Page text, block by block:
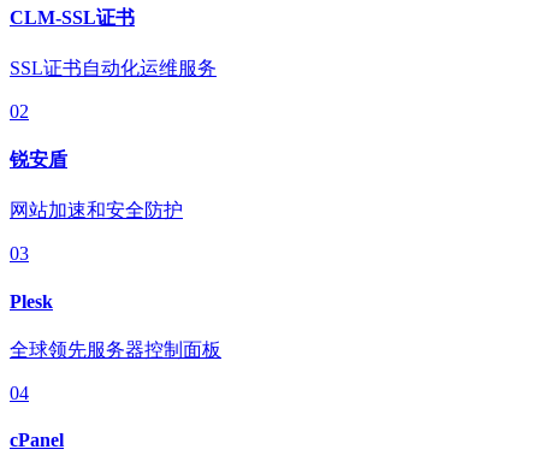
CLM-SSL证书
SSL证书自动化运维服务
02
锐安盾
网站加速和安全防护
03
Plesk
全球领先服务器控制面板
04
cPanel